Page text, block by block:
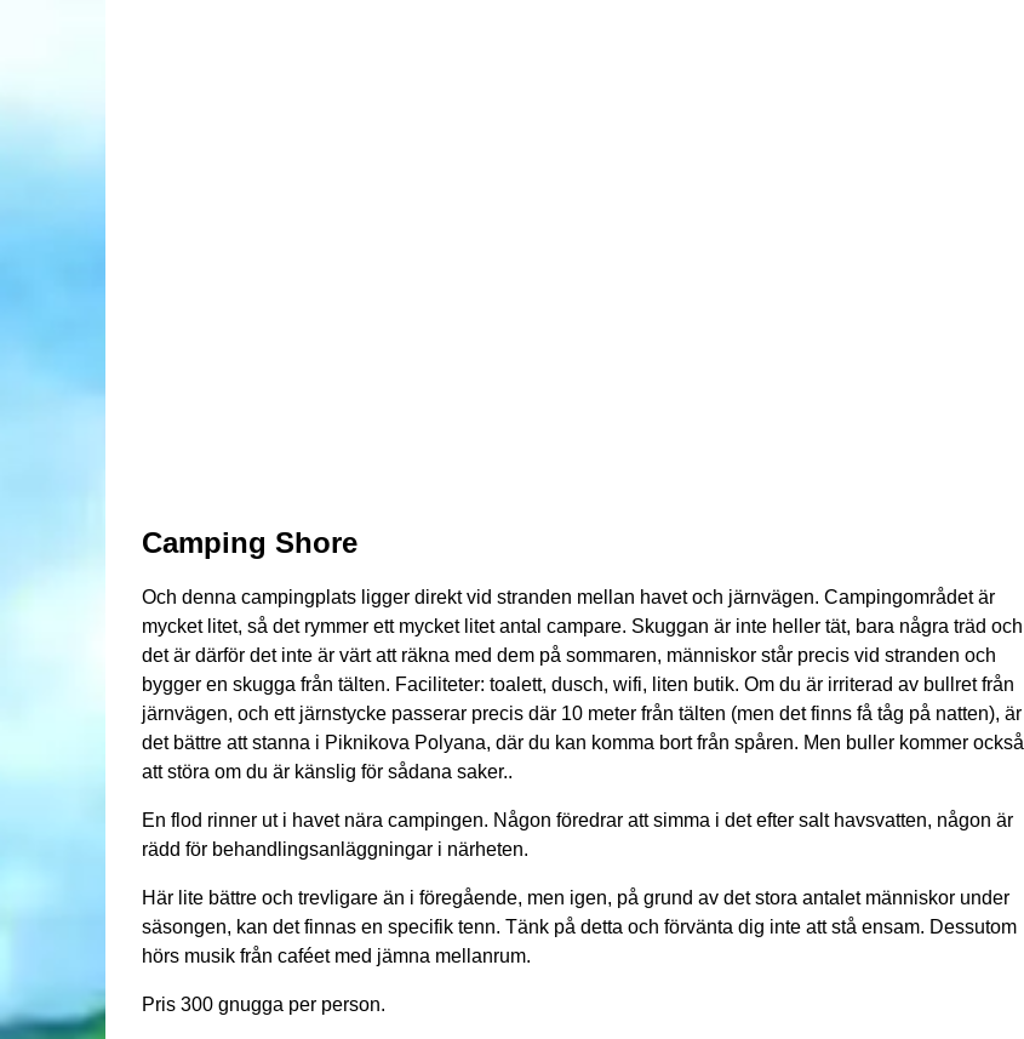
Camping Shore
Och denna campingplats ligger direkt vid stranden mellan havet och järnvägen. Campingområdet är
mycket litet, så det rymmer ett mycket litet antal campare. Skuggan är inte heller tät, bara några träd och
det är därför det inte är värt att räkna med dem på sommaren, människor står precis vid stranden och
bygger en skugga från tälten. Faciliteter: toalett, dusch, wifi, liten butik. Om du är irriterad av bullret från
järnvägen, och ett järnstycke passerar precis där 10 meter från tälten (men det finns få tåg på natten), är
det bättre att stanna i Piknikova Polyana, där du kan komma bort från spåren. Men buller kommer också
att störa om du är känslig för sådana saker..
En flod rinner ut i havet nära campingen. Någon föredrar att simma i det efter salt havsvatten, någon är
rädd för behandlingsanläggningar i närheten.
Här lite bättre och trevligare än i föregående, men igen, på grund av det stora antalet människor under
säsongen, kan det finnas en specifik tenn. Tänk på detta och förvänta dig inte att stå ensam. Dessutom
hörs musik från caféet med jämna mellanrum.
Pris 300 gnugga per person.